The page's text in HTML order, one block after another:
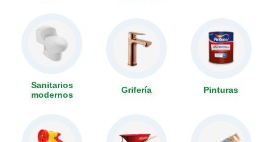
Sanitarios
modernos
Grifería Pinturas